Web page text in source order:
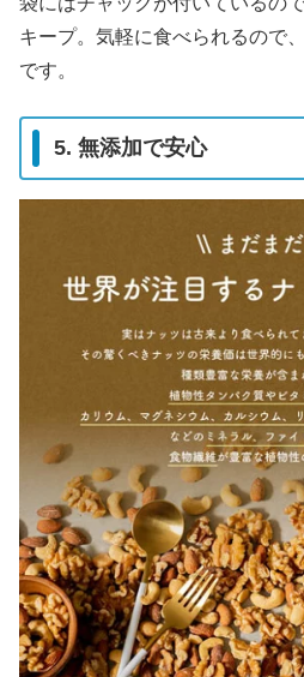
キープ。気軽に食べられるので
です。
5. 無添加で安心